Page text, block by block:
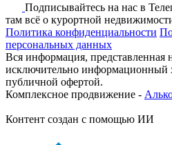
Подписывайтесь на нас в
там всё о курортной
Политика конфиденциальности
персональных данных
Вся информация, представленная
исключительно информационный
публичной офертой.
Комплексное продвижение -
Контент создан с помощью ИИ